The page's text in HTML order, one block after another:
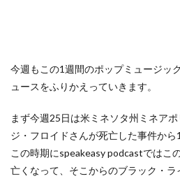
今週もこの1週間のポップミュージッ
ュースをふりかえっていきます。
まず今週25日は米ミネソタ州ミネア
ジ・フロイドさんが死亡した事件か
この時期にspeakeasy podcastではこ
亡くなって、そこからのブラック・